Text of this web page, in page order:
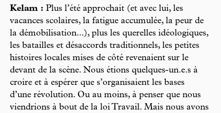
Kelam : Plus l’été approchait (et avec lui, les
vacances scolaires, la fatigue accumulée, la peur de
la démobilisation...), plus les querelles idéologiques,
les batailles et désaccords traditionnels, les petites
histoires locales mises de côté revenaient sur le
devant de la scène. Nous étions quelques-un.e.s à
croire et à espérer que s’organisaient les bases
d’une révolution. Ou au moins, à penser que nous
viendrions à bout de la loi Travail. Mais nous avons